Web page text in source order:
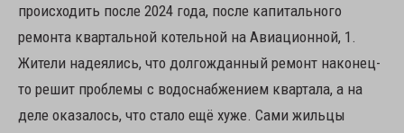
происходить после 2024 года, после капитального
ремонта квартальной котельной на Авиационной, 1.
Жители надеялись, что долгожданный ремонт наконец-
то решит проблемы с водоснабжением квартала, а на
деле оказалось, что стало ещё хуже. Сами жильцы